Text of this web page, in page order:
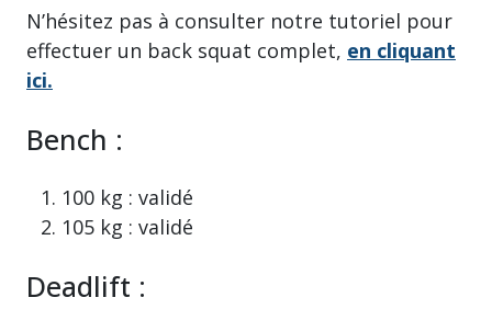
N’hésitez pas à consulter notre tutoriel pour
effectuer un back squat complet, en cliquant
ici.
Bench :
100 kg : validé
105 kg : validé
Deadlift :